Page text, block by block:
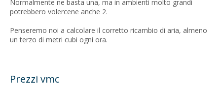
Normalmente ne basta una, ma in ambienti molto grandi
potrebbero volercene anche 2.
Penseremo noi a calcolare il corretto ricambio di aria, almeno
un terzo di metri cubi ogni ora.
Prezzi vmc